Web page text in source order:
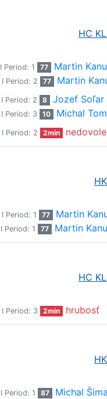
HC
I Period: 1 77 Martin
I Period: 2 77 Martin
I Period: 2 8 Jozef Soľar
I Period: 3 10 Michal
I Period: 2 2min
I Period: 1 77 Martin
I Period: 1 77 Martin
HC
I Period: 3 2min hrubosť
I Period: 1 87 Michal